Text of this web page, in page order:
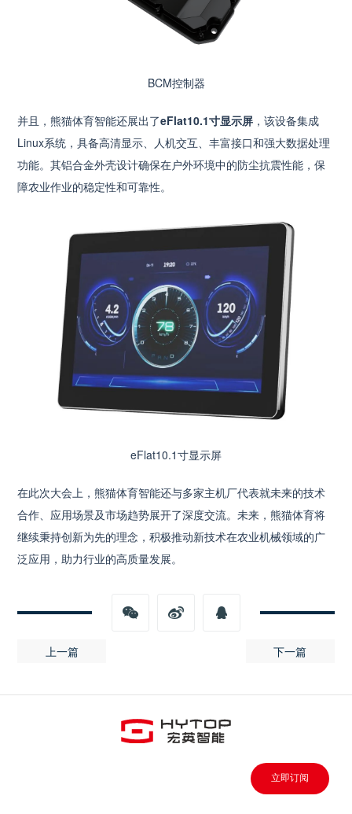
BCM控制器
并且，熊猫体育智能还展出了eFlat10.1寸显示屏 ，该设备集成
Linux系统，具备高清显示、人机交互、丰富接口和强大数据处理
功能。其铝合金外壳设计确保在户外环境中的防尘抗震性能，保
障农业作业的稳定性和可靠性。
eFlat10.1寸显示屏
在此次大会上，熊猫体育智能还与多家主机厂代表就未来的技术
合作、应用场景及市场趋势展开了深度交流。未来，熊猫体育将
继续秉持创新为先的理念，积极推动新技术在农业机械领域的广
泛应用，助力行业的高质量发展。
上一篇 下一篇
立即订阅